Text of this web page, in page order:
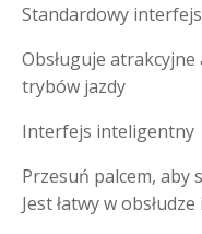
Standardowy
Obsługuje
trybów jazdy
Interfejs inteligentny
Przesuń palcem, aby
Jest łatwy w